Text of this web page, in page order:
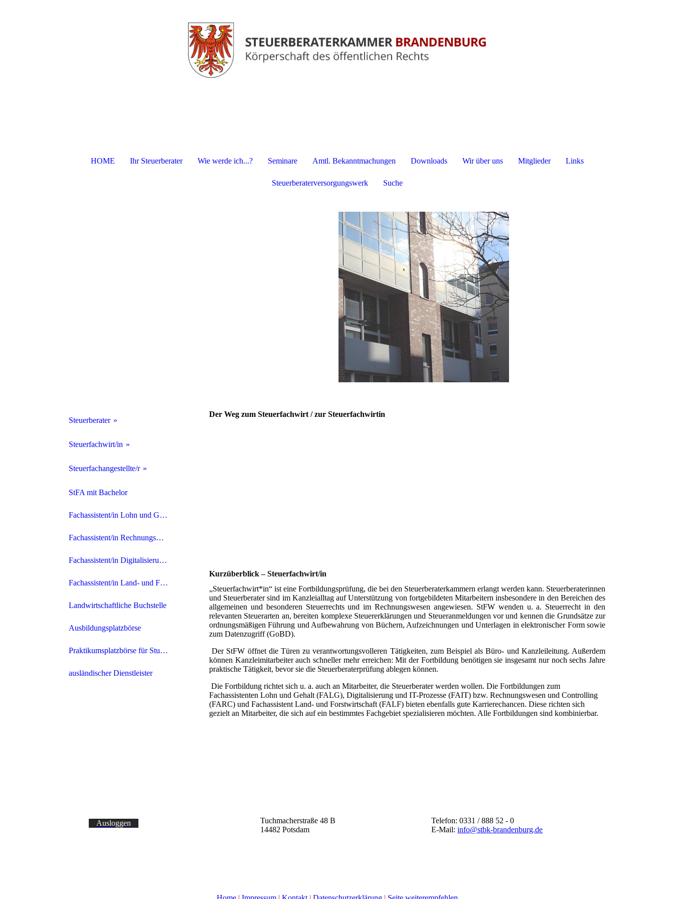
HOME Ihr Steuerberater Wie werde ich...? Seminare Amtl. Bekanntmachungen Downloads Wir über uns Mitglieder Links
Steuerberaterversorgungswerk Suche
Steuerberater
Werde Steuerberater
Studium ab 8 Semester
Studium bis 8 Semester
Kfm. Ausbildung
Steuerberaterprüfung
Bestellung
Syndikus-Steuerberater
Downloads
Steuerfachwirt/in
Zulassung
Prüfungsanforderungen
Prüfungsordnung
Anmeldeformular / Termine
Steuerfachangestellte/r
Download Verträge, etc.
Prüfungstermine und Fristen
Profil
Arbeitstag
Karriere
Bewerbung
Prüfungsordnung
Ausbildungsverordnung
Umschulung
StFA mit Bachelor
Fachassistent/in Lohn und Gehalt
Fachassistent/in Rechnungswesen und Controlling
Fachassistent/in Digitalisierung und IT-Prozesse
Fachassistent/in Land- und Forstwirtschaft
Landwirtschaftliche Buchstelle
Ausbildungsplatzbörse
Praktikumsplatzbörse für Studenten
ausländischer Dienstleister
Der Weg zum Steuerfachwirt / zur Steuerfachwirtin
Kurzüberblick – Steuerfachwirt/in
„Steuerfachwirt*in“ ist eine Fortbildungsprüfung, die bei den Steuerberaterkammern erlangt werden kann. Steuerberaterinnen
und Steuerberater sind im Kanzleialltag auf Unterstützung von fortgebildeten Mitarbeitern insbesondere in den Bereichen des
allgemeinen und besonderen Steuerrechts und im Rechnungswesen angewiesen. StFW wenden u. a. Steuerrecht in den
relevanten Steuerarten an, bereiten komplexe Steuererklärungen und Steueranmeldungen vor und kennen die Grundsätze zur
ordnungsmäßigen Führung und Aufbewahrung von Büchern, Aufzeichnungen und Unterlagen in elektronischer Form sowie
zum Datenzugriff (GoBD).
Der StFW öffnet die Türen zu verantwortungsvolleren Tätigkeiten, zum Beispiel als Büro- und Kanzleileitung. Außerdem
können Kanzleimitarbeiter auch schneller mehr erreichen: Mit der Fortbildung benötigen sie insgesamt nur noch sechs Jahre
praktische Tätigkeit, bevor sie die Steuerberaterprüfung ablegen können.
Die Fortbildung richtet sich u. a. auch an Mitarbeiter, die Steuerberater werden wollen. Die Fortbildungen zum
Fachassistenten Lohn und Gehalt (FALG), Digitalisierung und IT-Prozesse (FAIT) bzw. Rechnungswesen und Controlling
(FARC) und Fachassistent Land- und Forstwirtschaft (FALF) bieten ebenfalls gute Karrierechancen. Diese richten sich
gezielt an Mitarbeiter, die sich auf ein bestimmtes Fachgebiet spezialisieren möchten. Alle Fortbildungen sind kombinierbar.
Ausloggen
Tuchmacherstraße 48 B
14482 Potsdam
Telefon: 0331 / 888 52 - 0
E-Mail:info@stbk-brandenburg.de